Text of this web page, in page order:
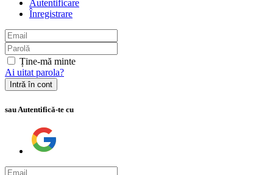
Autentificare
Înregistrare
Ține-mă minte
Ai uitat parola?
Intră în cont
sau Autentifică-te cu